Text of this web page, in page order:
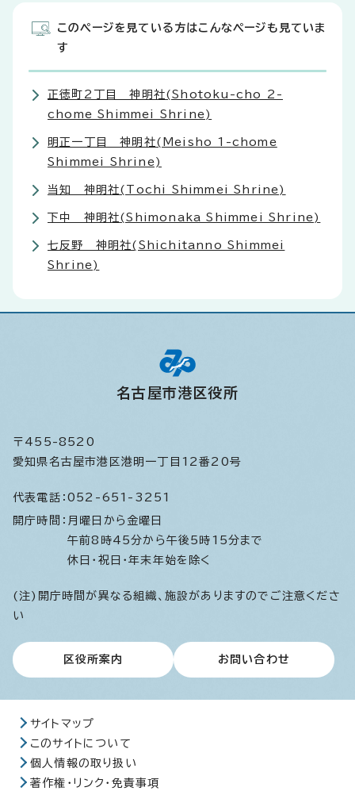
このページを見ている方はこんなページも見ていま
す
正徳町2丁目 神明社(Shotoku-cho 2-
chome Shimmei Shrine)
明正一丁目 神明社(Meisho 1-chome
Shimmei Shrine)
当知 神明社(Tochi Shimmei Shrine)
下中 神明社(Shimonaka Shimmei Shrine)
七反野 神明社(Shichitanno Shimmei
Shrine)
名古屋市港区役所
〒455-8520
愛知県名古屋市港区港明一丁目12番20号
代表電話： 052-651-3251
開庁時間： 月曜日から金曜日
午前8時45分から午後5時15分まで
休日・祝日・年末年始を除く
(注)開庁時間が異なる組織、施設がありますのでご注意くださ
い
区役所案内 お問い合わせ
サイトマップ
このサイトについて
個人情報の取り扱い
著作権・リンク・免責事項